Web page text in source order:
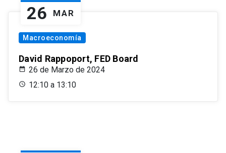
26 MAR
Macroeconomía
David Rappoport, FED Board
26 de Marzo de 2024
12:10 a 13:10